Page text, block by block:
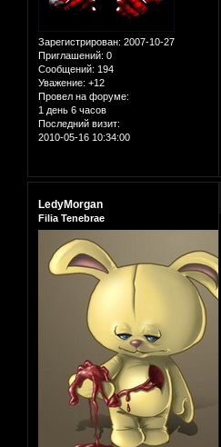
Зарегистрирован: 2007-10-27
Приглашений: 0
Сообщений: 194
Уважение: +12
Провел на форуме:
1 день 6 часов
Последний визит:
2010-05-16 10:34:00
LedyMorgan
Filia Tenebrae